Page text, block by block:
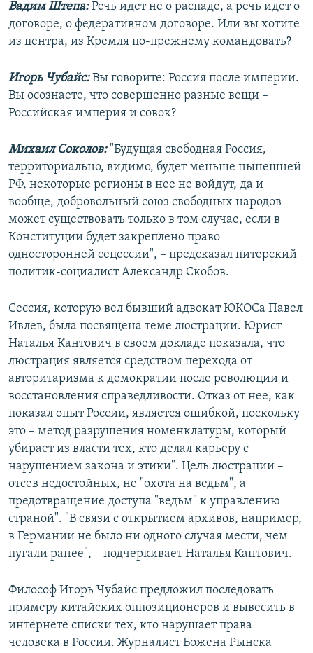
Вадим Штепа:Речь идет не о распаде, а речь идет о
договоре, о федеративном договоре. Или вы хотите
из центра, из Кремля по-прежнему командовать?
Игорь Чубайс:Вы говорите: Россия после империи.
Вы осознаете, что совершенно разные вещи –
Российская империя и совок?
Михаил Соколов:"Будущая свободная Россия,
территориально, видимо, будет меньше нынешней
РФ, некоторые регионы в нее не войдут, да и
вообще, добровольный союз свободных народов
может существовать только в том случае, если в
Конституции будет закреплено право
односторонней сецессии", – предсказал питерский
политик-социалист Александр Скобов.
Сессия, которую вел бывший адвокат ЮКОСа Павел
Ивлев, была посвящена теме люстрации. Юрист
Наталья Кантович в своем докладе показала, что
люстрация является средством перехода от
авторитаризма к демократии после революции и
восстановления справедливости. Отказ от нее, как
показал опыт России, является ошибкой, поскольку
это – метод разрушения номенклатуры, который
убирает из власти тех, кто делал карьеру с
нарушением закона и этики". Цель люстрации –
отсев недостойных, не "охота на ведьм", а
предотвращение доступа "ведьм" к управлению
страной". "В связи с открытием архивов, например,
в Германии не было ни одного случая мести, чем
пугали ранее", – подчеркивает Наталья Кантович.
Философ Игорь Чубайс предложил последовать
примеру китайских оппозиционеров и вывесить в
интернете списки тех, кто нарушает права
человека в России. Журналист Божена Рынска